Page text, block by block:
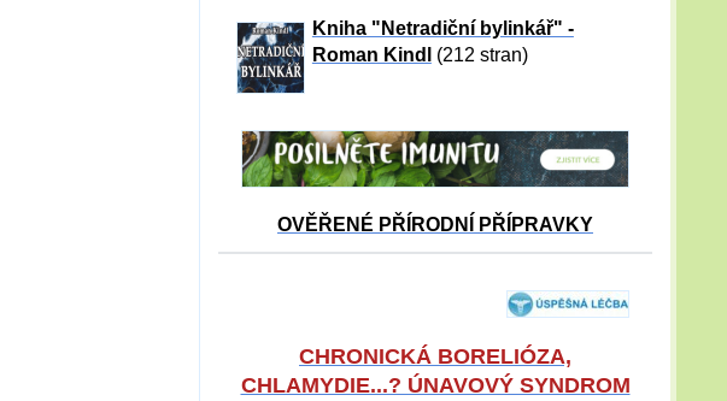
Kniha "Netradiční bylinkář" -
Roman Kindl
(212 stran)
OVĚŘENÉ PŘÍRODNÍ PŘÍPRAVKY
CHRONICKÁ BORELIÓZA,
CHLAMYDIE...? ÚNAVOVÝ SYNDROM